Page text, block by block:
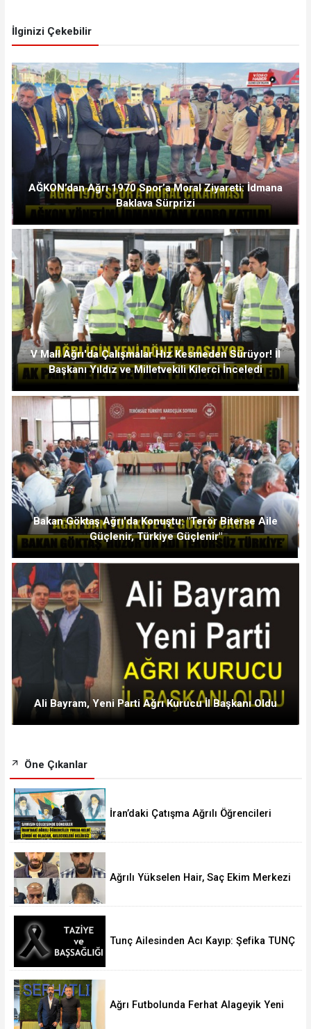
İlginizi Çekebilir
AĞKON’dan Ağrı 1970 Spor’a Moral Ziyareti: İdmana
Baklava Sürprizi
V Mall Ağrı'da Çalışmalar Hız Kesmeden Sürüyor! İl
Başkanı Yıldız ve Milletvekili Kilerci İnceledi
Bakan Göktaş Ağrı'da Konuştu: "Terör Biterse Aile
Güçlenir, Türkiye Güçlenir"
Ali Bayram, Yeni Parti Ağrı Kurucu İl Başkanı Oldu
Öne Çıkanlar
İran’daki Çatışma Ağrılı Öğrencileri
Ağrılı Yükselen Hair, Saç Ekim Merkezi
Tunç Ailesinden Acı Kayıp: Şefika TUNÇ
Ağrı Futbolunda Ferhat Alageyik Yeni